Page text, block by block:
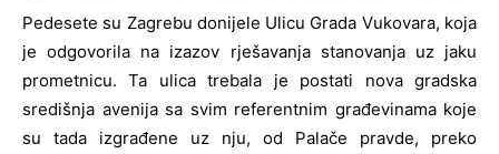
Pedesete su Zagrebu donijele Ulicu Grada Vukovara, koja
je odgovorila na izazov rješavanja stanovanja uz jaku
prometnicu. Ta ulica trebala je postati nova gradska
središnja avenija sa svim referentnim građevinama koje
su tada izgrađene uz nju, od Palače pravde, preko